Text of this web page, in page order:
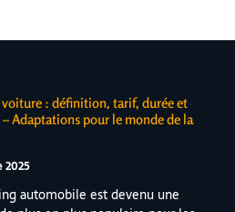
: définition, tarif, durée et
Adaptations pour le monde de la
2025
automobile est devenu une